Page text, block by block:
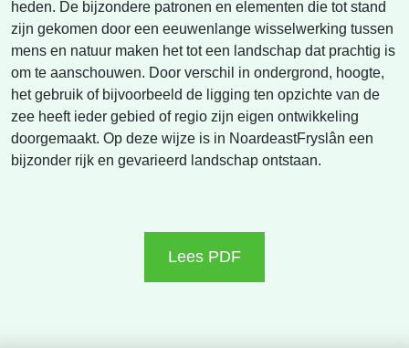
heden. De bijzondere patronen en elementen die tot stand
zijn gekomen door een eeuwenlange wisselwerking tussen
mens en natuur maken het tot een landschap dat prachtig is
om te aanschouwen. Door verschil in ondergrond, hoogte,
het gebruik of bijvoorbeeld de ligging ten opzichte van de
zee heeft ieder gebied of regio zijn eigen ontwikkeling
doorgemaakt. Op deze wijze is in NoardeastFryslân een
bijzonder rijk en gevarieerd landschap ontstaan.
Lees PDF